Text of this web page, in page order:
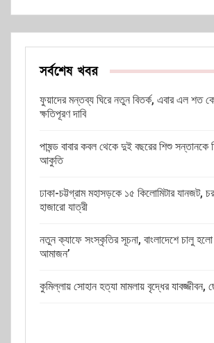
সর্বশেষ খবর
ফুয়াদের মন্তব্য ঘিরে নতুন বিতর্ক, এবার এল শত
ক্ষতিপূরণ দাবি
পাষন্ড বাবার কবল থেকে দুই বছরের শিশু সন্তানকে
আকুতি
ঢাকা-চট্টগ্রাম মহাসড়কে ১৫ কিলোমিটার যানজট,
হাজারো যাত্রী
নতুন ক্যাফে সংস্কৃতির সূচনা, বাংলাদেশে চালু
আমাজন’
কুমিল্লায় সোহান হত্যা মামলায় বৃদ্ধের যাবজ্জীবন,